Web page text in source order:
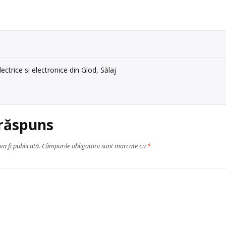
si electronice din Glod, Sălaj
fi publicată. Câmpurile obligatorii sunt marcate cu *